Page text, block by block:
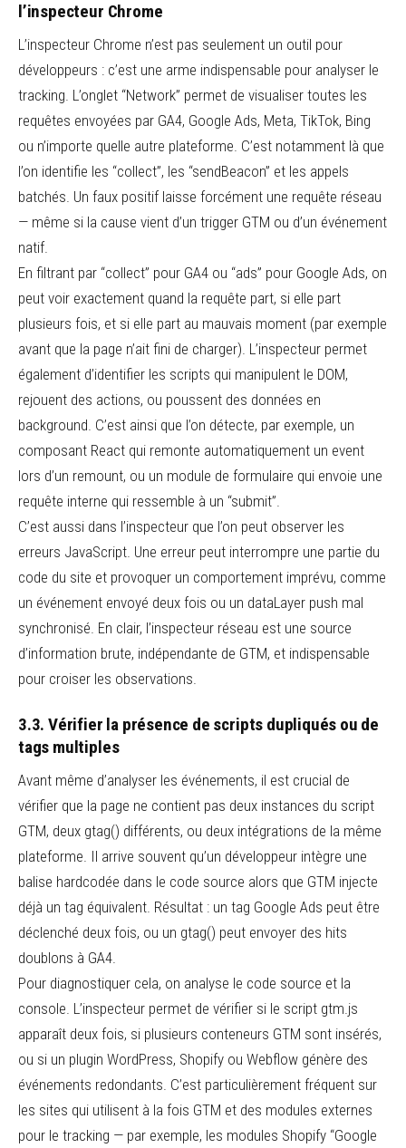
l’inspecteur Chrome
L’inspecteur Chrome n’est pas seulement un outil pour
développeurs : c’est une arme indispensable pour analyser le
tracking. L’onglet “Network” permet de visualiser toutes les
requêtes envoyées par GA4, Google Ads, Meta, TikTok, Bing
ou n’importe quelle autre plateforme. C’est notamment là que
l’on identifie les “collect”, les “sendBeacon” et les appels
batchés. Un faux positif laisse forcément une requête réseau
— même si la cause vient d’un trigger GTM ou d’un événement
natif.
En filtrant par “collect” pour GA4 ou “ads” pour Google Ads, on
peut voir exactement quand la requête part, si elle part
plusieurs fois, et si elle part au mauvais moment (par exemple
avant que la page n’ait fini de charger). L’inspecteur permet
également d’identifier les scripts qui manipulent le DOM,
rejouent des actions, ou poussent des données en
background. C’est ainsi que l’on détecte, par exemple, un
composant React qui remonte automatiquement un event
lors d’un remount, ou un module de formulaire qui envoie une
requête interne qui ressemble à un “submit”.
C’est aussi dans l’inspecteur que l’on peut observer les
erreurs JavaScript. Une erreur peut interrompre une partie du
code du site et provoquer un comportement imprévu, comme
un événement envoyé deux fois ou un dataLayer push mal
synchronisé. En clair, l’inspecteur réseau est une source
d’information brute, indépendante de GTM, et indispensable
pour croiser les observations.
3.3. Vérifier la présence de scripts dupliqués ou de
tags multiples
Avant même d’analyser les événements, il est crucial de
vérifier que la page ne contient pas deux instances du script
GTM, deux gtag() différents, ou deux intégrations de la même
plateforme. Il arrive souvent qu’un développeur intègre une
balise hardcodée dans le code source alors que GTM injecte
déjà un tag équivalent. Résultat : un tag Google Ads peut être
déclenché deux fois, ou un gtag() peut envoyer des hits
doublons à GA4.
Pour diagnostiquer cela, on analyse le code source et la
console. L’inspecteur permet de vérifier si le script gtm.js
apparaît deux fois, si plusieurs conteneurs GTM sont insérés,
ou si un plugin WordPress, Shopify ou Webflow génère des
événements redondants. C’est particulièrement fréquent sur
les sites qui utilisent à la fois GTM et des modules externes
pour le tracking — par exemple, les modules Shopify “Google